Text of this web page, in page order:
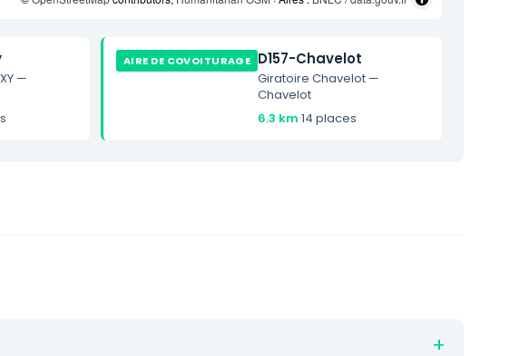
—
AIRE DE COVOITURAGE D157-Chavelot
Giratoire Chavelot —
Chavelot
6.3 km·14 places